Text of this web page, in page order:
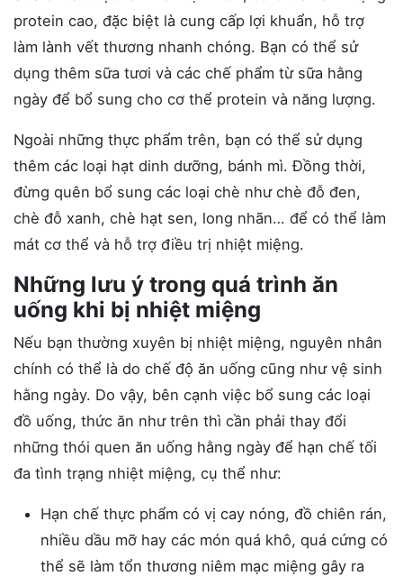
protein cao, đặc biệt là cung cấp lợi khuẩn, hỗ trợ
làm lành vết thương nhanh chóng. Bạn có thể sử
dụng thêm sữa tươi và các chế phẩm từ sữa hằng
ngày để bổ sung cho cơ thể protein và năng lượng.
Ngoài những thực phẩm trên, bạn có thể sử dụng
thêm các loại hạt dinh dưỡng, bánh mì. Đồng thời,
đừng quên bổ sung các loại chè như chè đỗ đen,
chè đỗ xanh, chè hạt sen, long nhãn… để có thể làm
mát cơ thể và hỗ trợ điều trị nhiệt miệng.
Những lưu ý trong quá trình ăn
uống khi bị nhiệt miệng
Nếu bạn thường xuyên bị nhiệt miệng, nguyên nhân
chính có thể là do chế độ ăn uống cũng như vệ sinh
hằng ngày. Do vậy, bên cạnh việc bổ sung các loại
đồ uống, thức ăn như trên thì cần phải thay đổi
những thói quen ăn uống hằng ngày để hạn chế tối
đa tình trạng nhiệt miệng, cụ thể như:
Hạn chế thực phẩm có vị cay nóng, đồ chiên rán,
nhiều dầu mỡ hay các món quá khô, quá cứng có
thể sẽ làm tổn thương niêm mạc miệng gây ra